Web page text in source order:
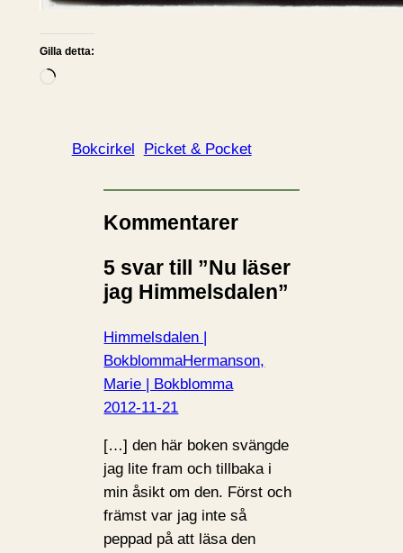
Gilla detta:
L
Bokcirkel Picket & Pocket
Kommentarer
5 svar till ”Nu läser
jag Himmelsdalen”
Himmelsdalen |
BokblommaHermanson,
Marie | Bokblomma
2012-11-21
[…] den här boken svängde
jag lite fram och tillbaka i
min åsikt om den. Först och
främst var jag inte så
peppad på att läsa den